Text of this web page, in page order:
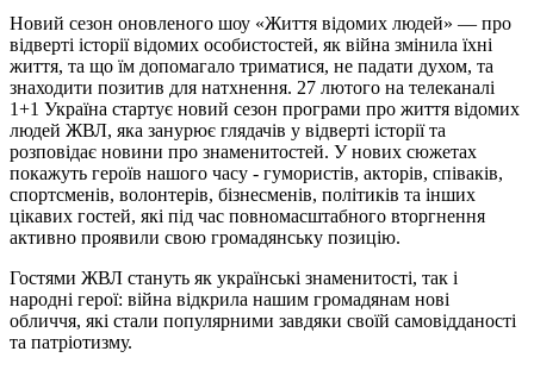
Новий сезон оновленого шоу «Життя відомих людей» — про
відверті історії відомих особистостей, як війна змінила їхні
життя, та що їм допомагало триматися, не падати духом, та
знаходити позитив для натхнення. 27 лютого на телеканалі
1+1 Україна стартує новий сезон програми про життя відомих
людей ЖВЛ, яка занурює глядачів у відверті історії та
розповідає новини про знаменитостей. У нових сюжетах
покажуть героїв нашого часу - гумористів, акторів, співаків,
спортсменів, волонтерів, бізнесменів, політиків та інших
цікавих гостей, які під час повномасштабного вторгнення
активно проявили свою громадянську позицію.
Гостями ЖВЛ стануть як українські знаменитості, так і
народні герої: війна відкрила нашим громадянам нові
обличчя, які стали популярними завдяки своїй самовідданості
та патріотизму.